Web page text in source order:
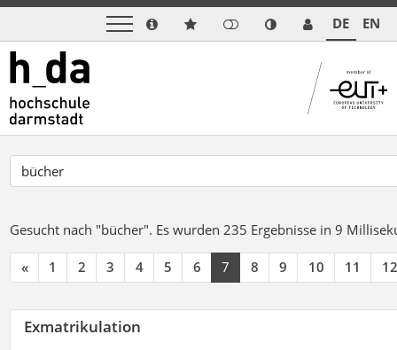
DE EN
Gesucht nach "bücher". Es wurden 235 Ergebnisse in 9
« 1 2 3 4 5 6 7 8 9 10 11 12
Exmatrikulation